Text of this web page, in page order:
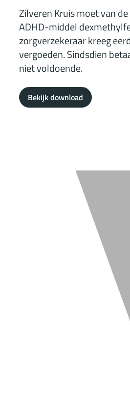
Zilveren Kruis moet van
ADHD-middel
zorgverzekeraar kreeg
vergoeden. Sindsdien
niet voldoende.
Bekijk download